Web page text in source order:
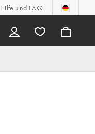
Hilfe und FAQ